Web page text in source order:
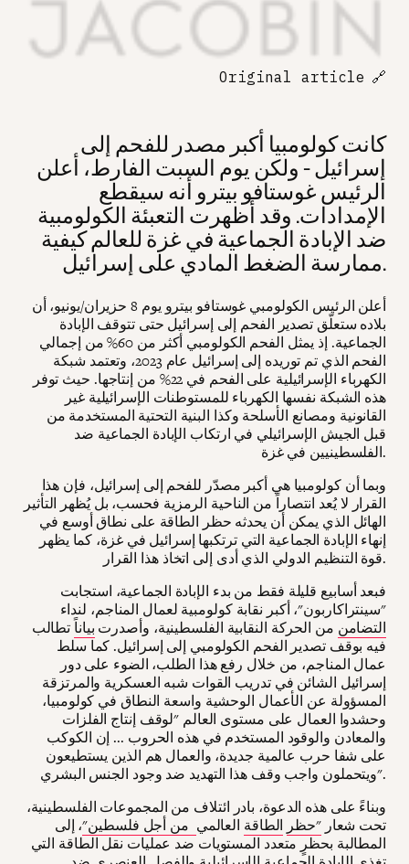
كانت كولومبيا أكبر مصدر للفحم إلى
إسرائيل - ولكن يوم السبت الفارط، أعلن
الرئيس غوستافو بيترو أنه سيقطع
الإمدادات. وقد أظهرت التعبئة الكولومبية
ضد الإبادة الجماعية في غزة للعالم كيفية
ممارسة الضغط المادي على إسرائيل.
أعلن الرئيس الكولومبي غوستافو بيترو يوم 8 حزيران/يونيو، أن
بلاده ستعلّق تصدير الفحم إلى إسرائيل حتى تتوقف الإبادة
الجماعية. إذ يمثل الفحم الكولومبي أكثر من 60% من إجمالي
الفحم الذي تم توريده إلى إسرائيل عام 2023، وتعتمد شبكة
الكهرباء الإسرائيلية على الفحم في 22% من إنتاجها. حيث توفر
هذه الشبكة نفسها الكهرباء للمستوطنات الإسرائيلية غير
القانونية ومصانع الأسلحة وكذا البنية التحتية المستخدمة من
قبل الجيش الإسرائيلي في ارتكاب الإبادة الجماعية ضد
الفلسطينيين في غزة.
وبما أن كولومبيا هي أكبر مصدّر للفحم إلى إسرائيل، فإن هذا
القرار لا يُعد انتصاراً من الناحية الرمزية فحسب، بل يُظهر التأثير
الهائل الذي يمكن أن يحدثه حظر الطاقة على نطاق أوسع في
إنهاء الإبادة الجماعية التي ترتكبها إسرائيل في غزة، كما يظهر
قوة التنظيم الدولي الذي أدى إلى اتخاذ هذا القرار.
فبعد أسابيع قليلة فقط من بدء الإبادة الجماعية، استجابت
"سينتراكاربون"، أكبر نقابة كولومبية لعمال المناجم، لنداء
التضامن من الحركة النقابية الفلسطينية، وأصدرت بياناً تطالب
فيه بوقف تصدير الفحم الكولومبي إلى إسرائيل. كما سلط
عمال المناجم، من خلال رفع هذا الطلب، الضوء على دور
إسرائيل الشائن في تدريب القوات شبه العسكرية والمرتزقة
المسؤولة عن الأعمال الوحشية واسعة النطاق في كولومبيا،
وحشدوا العمال على مستوى العالم "لوقف إنتاج الفلزات
والمعادن والوقود المستخدم في هذه الحروب ... إن الكوكب
على شفا حرب عالمية جديدة، والعمال هم الذين يستطيعون
ويتحملون واجب وقف هذا التهديد ضد وجود الجنس البشري".
وبناءً على هذه الدعوة، بادر ائتلاف من المجموعات الفلسطينية،
تحت شعار"حظر الطاقة العالمي من أجل فلسطين"، إلى
المطالبة بحظرٍ متعدد المستويات ضد عمليات نقل الطاقة التي
Original article 🔗